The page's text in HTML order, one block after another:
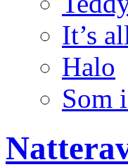
It’s
Halo
Som